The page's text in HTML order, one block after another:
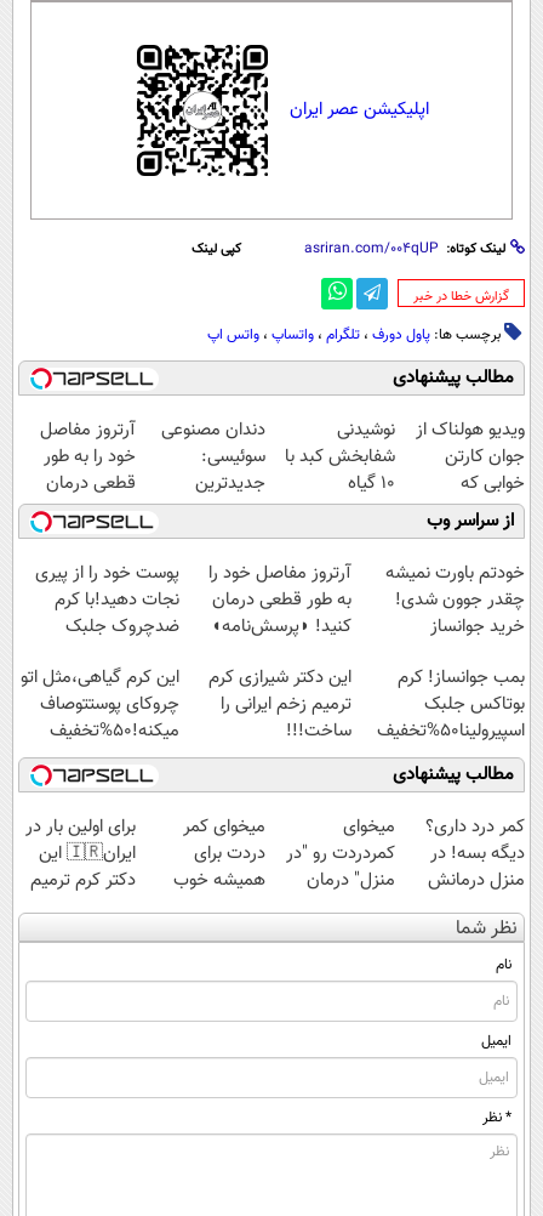
اپلیکیشن عصر ایران
لینک کوتاه: کپی لینک
‌گزارش خطا در خبر
برچسب ها: پاول دورف ، تلگرام ، واتساپ ، واتس اپ
مطالب پیشنهادی
ویدیو هولناک از
جوان کارتن
خوابی که
میلیاردر شد.
آموزش رایگان
نوشیدنی
شفابخش کبد با
10 گیاه
موثر(تخفیف تا
امشب)
دندان مصنوعی
سوئیسی:
جدیدترین
فناوری اروپا،
سبک و مقاوم |
پرداخت قسطی
آرتروز مفاصل
خود را به طور
قطعی درمان
کنید!
◗پرسش‌نامه◖
از سراسر وب
خودتم باورت نمیشه
چقدر جوون شدی!
خرید جوانساز
ویژه
آرتروز مفاصل خود را
به طور قطعی درمان
کنید! ◗پرسش‌نامه◖
پوست خود را از پیری
نجات دهید!با کرم
ضدچروک جلبک
بمب جوانساز! کرم
بوتاکس جلبک
اسپیرولینا50%تخفیف
این دکتر شیرازی کرم
ترمیم زخم ایرانی را
ساخت!!!
این کرم گیاهی،مثل اتو
چروکای پوستتوصاف
میکنه!50%تخفیف
مطالب پیشنهادی
کمر درد داری؟
دیگه بسه! در
منزل درمانش
کن
(◀پرسش‌نامه)
میخوای
کمردردت رو "در
منزل" درمان
کنی؟ (◂فیلم +
◂پرسش‌نامه)
میخوای کمر
دردت برای
همیشه خوب
شه؟ ◀
پرسش‌نامه رو پر
برای اولین بار در
ایران🇮🇷 این
دکتر کرم ترمیم
کننده 23 روزه
ساخت!
نظر شما
نام
ایمیل
* نظر